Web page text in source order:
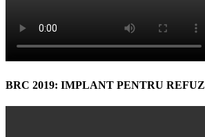
BRC 2019: IMPLANT PENTRU REFUZ